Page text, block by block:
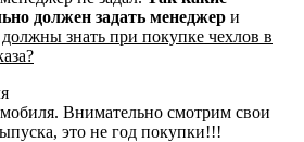
должен задать менеджер и
знать при покупке чехлов в
Внимательно смотрим свои
это не год покупки!!!